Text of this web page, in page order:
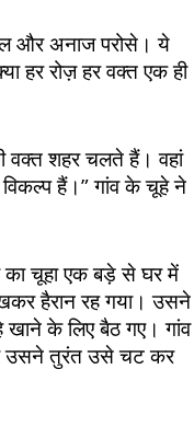
और अनाज परोसे। ये
हर रोज़ हर वक्त एक ही
वक्त शहर चलते हैं। वहां
हैं।” गांव के चूहे ने
का चूहा एक बड़े से घर में
हैरान रह गया। उसने
खाने के लिए बैठ गए। गांव
उसने तुरंत उसे चट कर